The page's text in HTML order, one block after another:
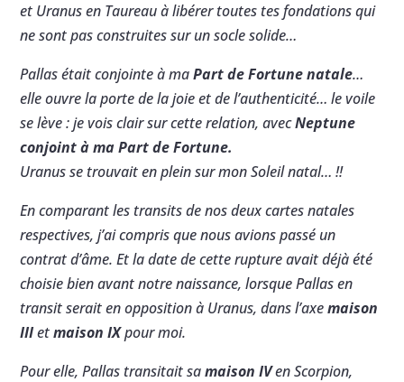
et Uranus en Taureau à libérer toutes tes fondations qui
ne sont pas construites sur un socle solide…
Pallas était conjointe à maPart de Fortune natale…
elle ouvre la porte de la joie et de l’authenticité… le voile
se lève : je vois clair sur cette relation, avecNeptune
conjoint à ma Part de Fortune.
Uranus se trouvait en plein sur mon Soleil natal… !!
En comparant les transits de nos deux cartes natales
respectives, j’ai compris que nous avions passé un
contrat d’âme. Et la date de cette rupture avait déjà été
choisie bien avant notre naissance, lorsque Pallas en
transit serait en opposition à Uranus, dans l’axemaison
IIIetmaison IXpour moi.
Pour elle, Pallas transitait samaison IVen Scorpion,